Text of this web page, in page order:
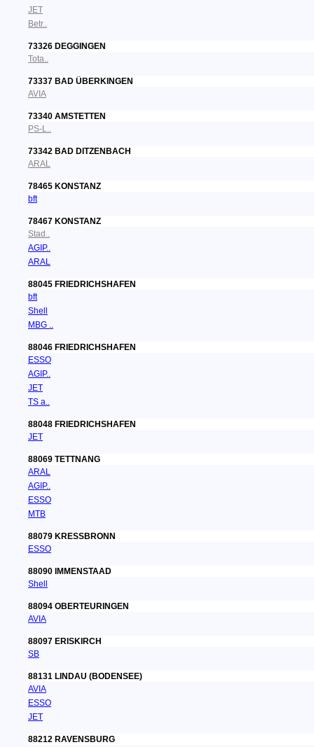
JET
Betr..
73326 DEGGINGEN
Tota..
73337 BAD ÜBERKINGEN
AVIA
73340 AMSTETTEN
PS-L..
73342 BAD DITZENBACH
ARAL
78465 KONSTANZ
bft
78467 KONSTANZ
Stad..
AGIP..
ARAL
88045 FRIEDRICHSHAFEN
bft
Shell
MBG ..
88046 FRIEDRICHSHAFEN
ESSO
AGIP..
JET
TS a..
88048 FRIEDRICHSHAFEN
JET
88069 TETTNANG
ARAL
AGIP..
ESSO
MTB
88079 KRESSBRONN
ESSO
88090 IMMENSTAAD
Shell
88094 OBERTEURINGEN
AVIA
88097 ERISKIRCH
SB
88131 LINDAU (BODENSEE)
AVIA
ESSO
JET
88212 RAVENSBURG